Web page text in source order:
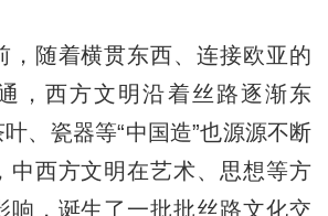
随着横贯东西、连接欧亚的
，西方文明沿着丝路逐渐东
、瓷器等“中国造”也源源不断
中西方文明在艺术、思想等方
响，诞生了一批批丝路文化交